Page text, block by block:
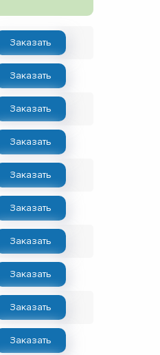
Заказать
Заказать
Заказать
Заказать
Заказать
Заказать
Заказать
Заказать
Заказать
Заказать